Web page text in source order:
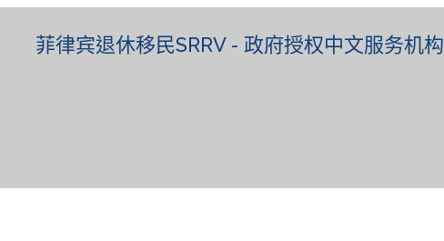
菲律宾退休移民SRRV - 政府授权中文服务机构